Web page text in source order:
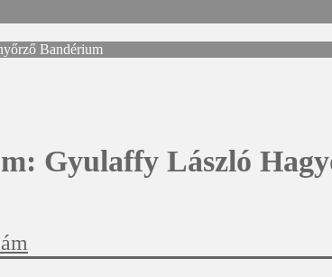
Bandérium
Gyulaffy László